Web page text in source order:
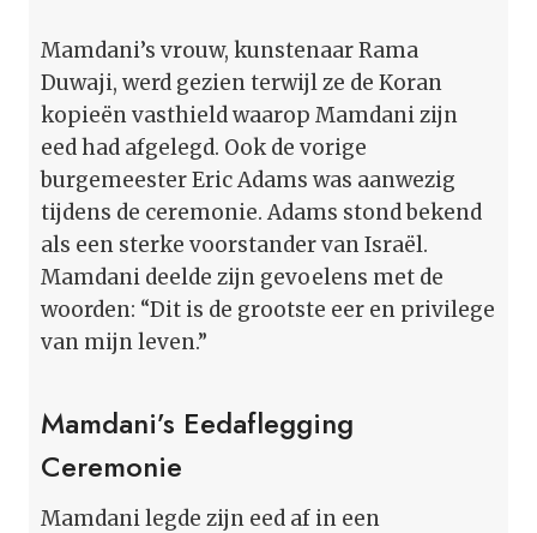
Mamdani’s vrouw, kunstenaar Rama
Duwaji, werd gezien terwijl ze de Koran
kopieën vasthield waarop Mamdani zijn
eed had afgelegd. Ook de vorige
burgemeester Eric Adams was aanwezig
tijdens de ceremonie. Adams stond bekend
als een sterke voorstander van Israël.
Mamdani deelde zijn gevoelens met de
woorden: “Dit is de grootste eer en privilege
van mijn leven.”
Mamdani’s Eedaflegging
Ceremonie
Mamdani legde zijn eed af in een